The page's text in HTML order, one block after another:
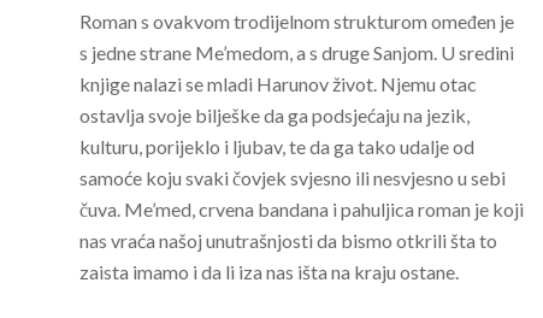
Roman s ovakvom trodijelnom strukturom omeđen je
s jedne strane Me’medom, a s druge Sanjom. U sredini
knjige nalazi se mladi Harunov život. Njemu otac
ostavlja svoje bilješke da ga podsjećaju na jezik,
kulturu, porijeklo i ljubav, te da ga tako udalje od
samoće koju svaki čovjek svjesno ili nesvjesno u sebi
čuva. Me’med, crvena bandana i pahuljica roman je koji
nas vraća našoj unutrašnjosti da bismo otkrili šta to
zaista imamo i da li iza nas išta na kraju ostane.